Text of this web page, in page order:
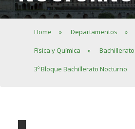
Home » Departamentos »
Física y Química » Bachillerato
3º Bloque Bachillerato Nocturno